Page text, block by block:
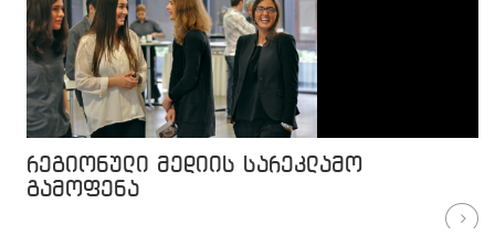
რეგიონული მედიის სარეკლამო
გამოფენა